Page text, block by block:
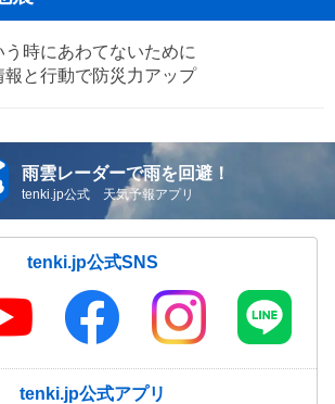
う時にあわてないために
報と行動で防災力アップ
雨雲レーダーで雨を回避！
tenki.jp公式 天気予報アプリ
tenki.jp公式SNS
tenki.jp公式アプリ